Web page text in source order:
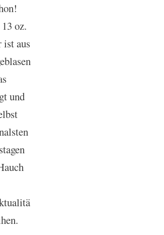
oz.
ist aus
und